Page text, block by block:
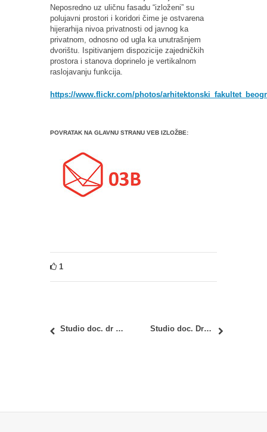
Neposredno uz uličnu fasadu “izloženi” su
polujavni prostori i koridori čime je ostvarena
hijerarhija nivoa privatnosti od javnog ka
privatnom, odnosno od ugla ka unutrašnjem
dvorištu. Ispitivanjem dispozicije zajedničkih
prostora i stanova doprinelo je vertikalnom
raslojavanju funkcija.
https://www.flickr.com/photos/
POVRATAK NA GLAVNU STRANU VEB IZLOŽBE:
1
Studio doc. dr Ivane Rakonjac Studio doc. Dragana Stamenovića